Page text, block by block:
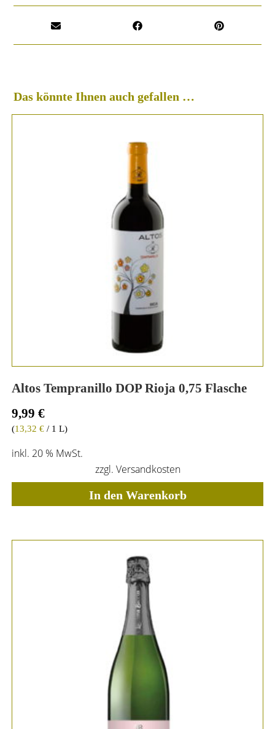
Das könnte Ihnen auch gefallen …
Altos Tempranillo DOP Rioja 0,75 Flasche
9,99 €
(13,32 €/ 1 L)
inkl. 20 % MwSt.
zzgl. Versandkosten
In den Warenkorb